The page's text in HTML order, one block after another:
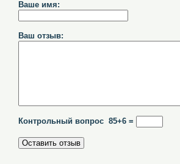
Ваше имя:
Ваш отзыв:
Контрольный вопрос 85+6 =